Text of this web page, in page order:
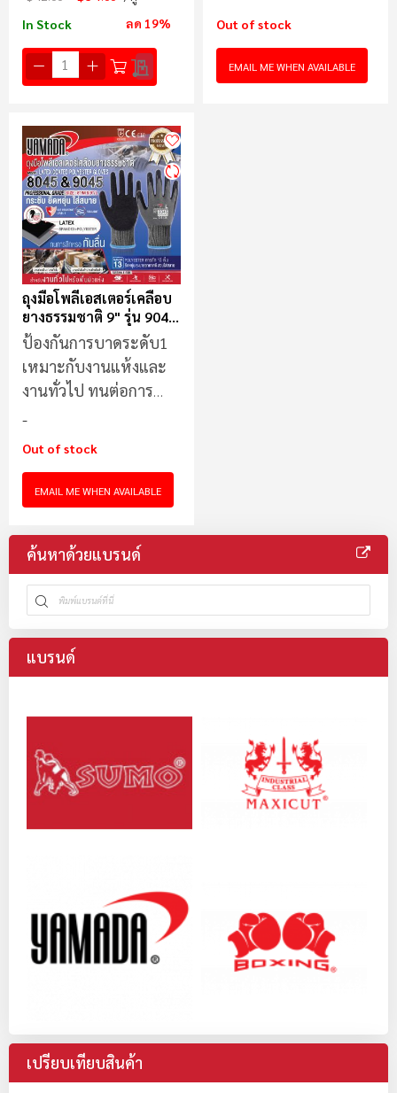
In Stock ลด 19% Out of stock
EMAIL ME WHEN AVAILABLE
ถุงมือโพลีเอสเตอร์เคลือบ
ยางธรรมชาติ 9" รุ่น 9045
YAMADA
ป้องกันการบาดระดับ1
เหมาะกับงานแห้งและ
งานทั่วไป ทนต่อการ
Out of stock
EMAIL ME WHEN AVAILABLE
ค้นหาด้วยแบรนด์
แบรนด์
เปรียบเทียบสินค้า